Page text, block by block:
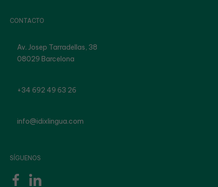
CONTACTO
Av. Josep Tarradellas, 38
08029 Barcelona
+34 692 49 63 26
info@idixlingua.com
SÍGUENOS